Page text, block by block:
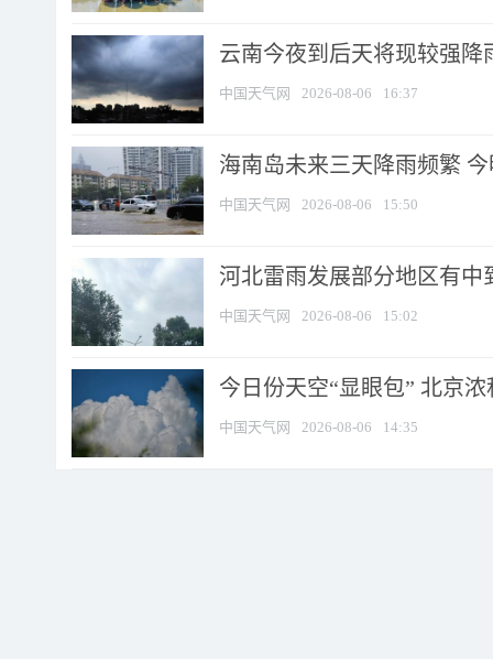
云南今夜到后天将现较强降
中国天气网 2026-08-06 16:37
海南岛未来三天降雨频繁
中国天气网 2026-08-06 15:50
河北雷雨发展部分地区有中
中国天气网 2026-08-06 15:02
今日份天空“显眼包” 北京
中国天气网 2026-08-06 14:35